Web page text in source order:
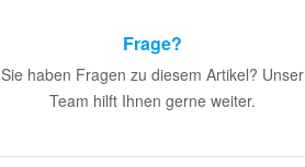
Frage?
Sie haben Fragen zu diesem Artikel? Unser
Team hilft Ihnen gerne weiter.